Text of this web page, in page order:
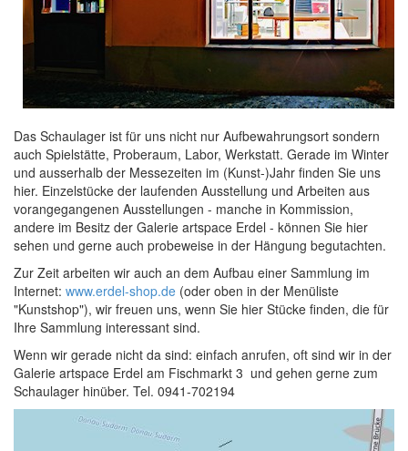
Das Schaulager ist für uns nicht nur Aufbewahrungsort sondern
auch Spielstätte, Proberaum, Labor, Werkstatt. Gerade im Winter
und ausserhalb der Messezeiten im (Kunst-)Jahr finden Sie uns
hier. Einzelstücke der laufenden Ausstellung und Arbeiten aus
vorangegangenen Ausstellungen - manche in Kommission,
andere im Besitz der Galerie artspace Erdel - können Sie hier
sehen und gerne auch probeweise in der Hängung begutachten.
Zur Zeit arbeiten wir auch an dem Aufbau einer Sammlung im
Internet: www.erdel-shop.de (oder oben in der Menüliste
"Kunstshop"), wir freuen uns, wenn Sie hier Stücke finden, die für
Ihre Sammlung interessant sind.
Wenn wir gerade nicht da sind: einfach anrufen, oft sind wir in der
Galerie artspace Erdel am Fischmarkt 3 und gehen gerne zum
Schaulager hinüber. Tel. 0941-702194